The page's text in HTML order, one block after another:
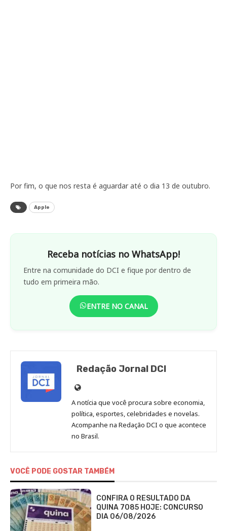
Por fim, o que nos resta é aguardar até o dia 13 de outubro.
Apple
Receba notícias no WhatsApp!
Entre na comunidade do DCI e fique por dentro de
tudo em primeira mão.
ENTRE NO CANAL
Redação Jornal DCI
Site
de
Redação
Jornal
DCI
A notícia que você procura sobre economia,
política, esportes, celebridades e novelas.
Acompanhe na Redação DCI o que acontece
no Brasil.
VOCÊ PODE GOSTAR TAMBÉM
CONFIRA O RESULTADO DA
QUINA 7085 HOJE: CONCURSO
DIA 06/08/2026